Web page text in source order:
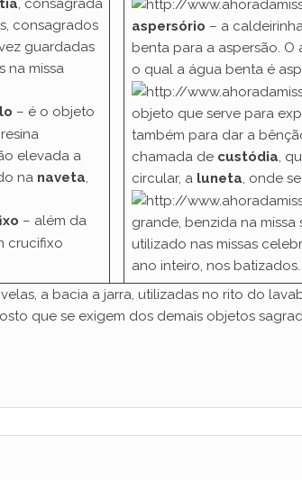
consagrados
vez guardadas
na missa
– é o objeto
elevada a
na naveta,
– além da
crucifixo
aspersório – a
benta para a aspersão.
o qual a água benta é
objeto que serve para
também para dar a
chamada de custódia,
circular, a luneta, onde
grande, benzida na missa
utilizado nas missas
ano inteiro, nos
a bacia a jarra, utilizadas no rito do
que se exigem dos demais objetos